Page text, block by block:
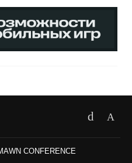
WN CONFERENCE